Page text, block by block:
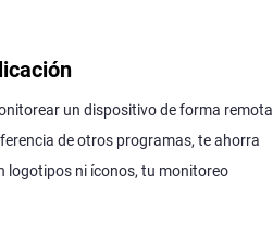
un dispositivo de forma remota
de otros programas, te ahorra
logotipos ni íconos, tu monitoreo